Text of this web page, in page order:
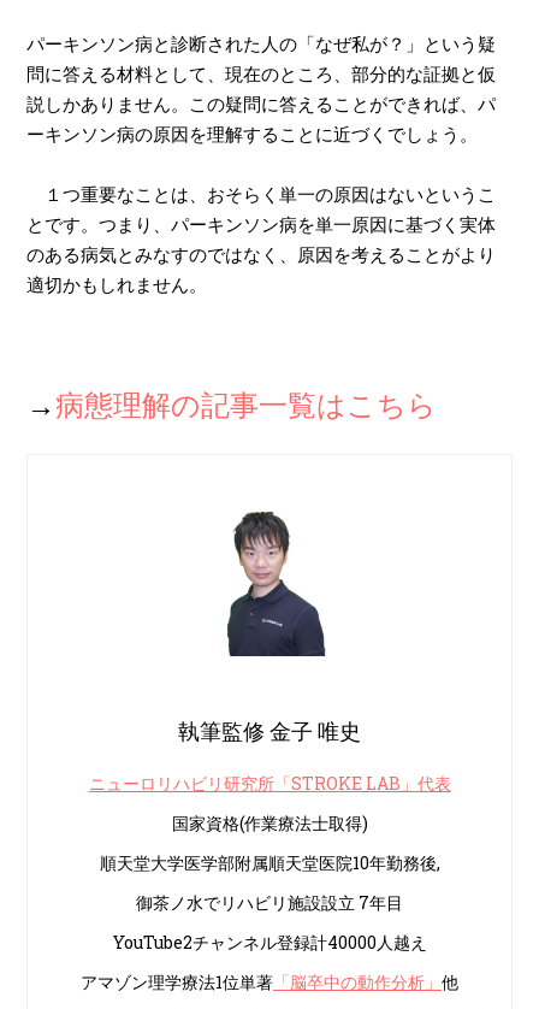
パーキンソン病と診断された人の「なぜ私が？」という疑
問に答える材料として、現在のところ、部分的な証拠と仮
説しかありません。この疑問に答えることができれば、パ
ーキンソン病の原因を理解することに近づくでしょう。
１つ重要なことは、おそらく単一の原因はないというこ
とです。つまり、パーキンソン病を単一原因に基づく実体
のある病気とみなすのではなく、原因を考えることがより
適切かもしれません。
→病態理解の記事一覧はこちら
執筆監修 金子 唯史
ニューロリハビリ研究所「STROKE LAB」代表
国家資格(作業療法士取得)
順天堂大学医学部附属順天堂医院10年勤務後,
御茶ノ水でリハビリ施設設立 7年目
YouTube2チャンネル登録計40000人越え
アマゾン理学療法1位単著 「脳卒中の動作分析」 他